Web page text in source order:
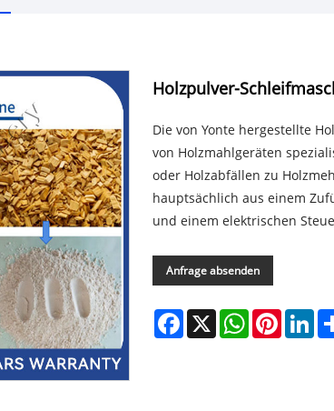
Holzpulver-
Die von Yonte hergestellte
von Holzmahlgeräten
oder Holzabfällen zu
hauptsächlich aus einem
und einem elektrischen
Anfrage absenden
Facebook
X WhatsAppPinterest